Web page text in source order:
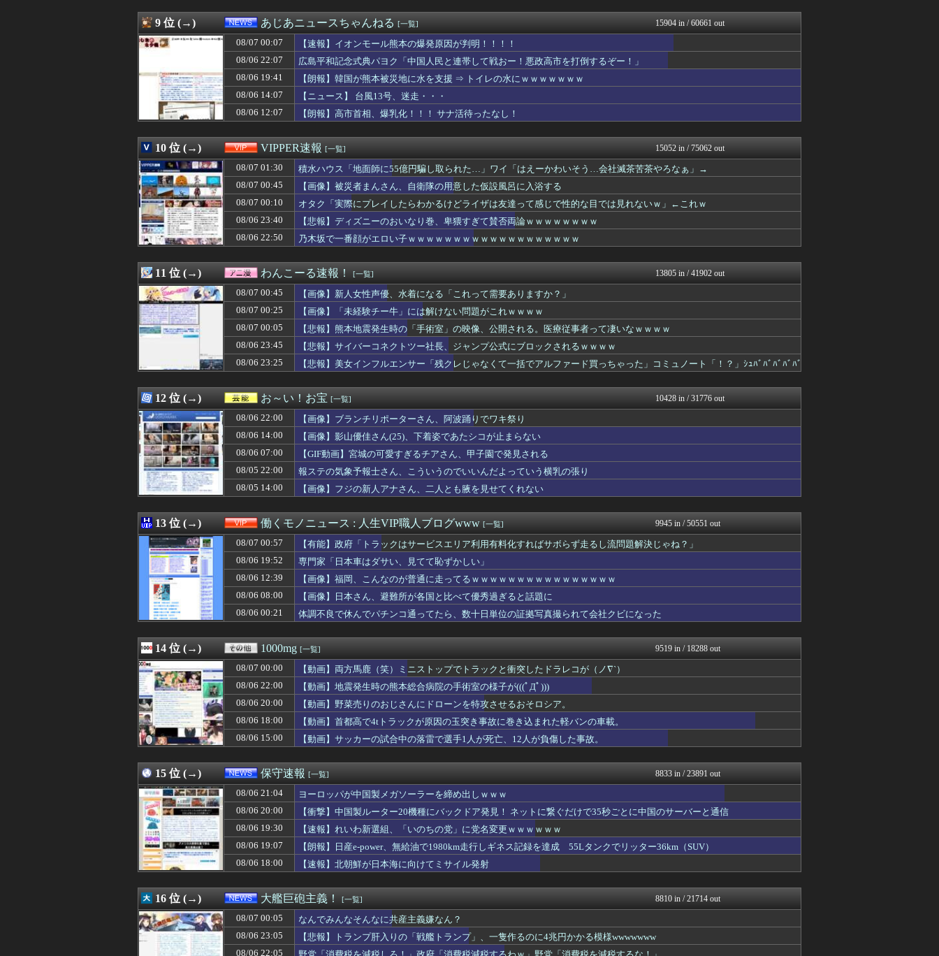
08/07 00:12
不倫相手(男)が「自分の下半身の画像」を私のスマホに送信してきた
浮気ちゃんねる
08/07 00:12
【画像】小学生アイドル「りりぴ」の激痩せダンス動画にファンが『絶句』してしまう...
NEWSまとめもりー｜2c...
08/07 00:12
【画像】ケロンヌ(中西アルノ似)の胸ｗｗｗｗｗｗｗｗｗｗｗ
【ホロライブ】Youtubeの謎のイベント？
【愕然】新幹線や飛行機の乗り方がわからない奴 ← こいつｗｗｗｗｗｗｗｗｗｗ
今日速2ch
08/07 00:11
【悲報】吉岡里帆さん、アドリブで相手役俳優の手を取りお胸に押し当てる（画像あり...
08/07 00:11
【画像】あの人気ポケモン、超エッチなフィギュアになるwww
08/07 00:10
元山飛優←意外と守備範囲が微妙だった件
阪神タイガースちゃんねる
08/07 00:10
【画像】セクシー女優・三浦恵理子、全裸ナマ乳がHすぎる
まとめ芸能＠美女画像まとめ...
08/07 00:10
オタク「実際にプレイしたらわかるけどライザは友達って感じで性的な目では見れない...
VIPPER速報
08/07 00:10
「安物買いの銭失いだったねぇ」とインドネシア高速鉄道の最終処分に日本側騒然、国...
U-1 NEWS.
08/07 00:10
【外国人採用アンケ】諮問機関「差別、非公開答申」三重県「差別に当たらず、公表す...
おーるじゃんる
08/07 00:09
【FF14】フォークタワー魔の塔Nで「床トラップや生き急いでダッシュするソロが...
08/07 00:09
【画像】髪型が完全に『鬼頭』な女キャラwwwwww
ぶる速-VIP
08/07 00:09
あの咀嚼音がどうしても無理で吐きそう
おうち速報
08/07 00:09
しぐれういって×××なの？
08/07 00:09
半年で115キロから75キロまで落としたわいのダイエット法教えてあげる
コノユビニュース｜みんなの...
08/07 00:07
【仮面ライダーマイス】「変身ベルト DXマイスドライバー」ほか【本日予約開始！...
fig速
08/07 00:06
彼がうちの老犬を仰向けにしてお腹を踏んだ。そして「俺が一番偉いってわかって、お...
修羅場ライフ速報
08/07 00:06
北朝鮮がロシアに弾道ミサイル40発供与、ミサイル部隊90人派遣開始…さらに80...
軍事・ミリタリー速報☆彡
08/07 00:05
なんでみんなそんなに共産主義嫌なん？
08/07 00:05
【新台評価】パチンコ「e EDENS ZERO ～究極LT～」の初打ち感想 出...
08/07 00:05
急いで曲がり角を曲がったとき、すごい衝撃を受けてリアルに2ｍくらいふっとんだ
子育てちゃんねる
08/07 00:05
【悲報】熊本地震発生時の「手術室」の映像、公開される。医療従事者って凄いなｗｗ...
わんこーる速報！
【セ順位】虎=兎-====//====燕星===鯉=竜【8/6】
【動画】タイの立ちんぼ女子さん、路上で特別サービスをやってしまうｗｗｗｗｗｗｗ
女子アナお宝画像速報－5c...
08/07 00:05
【警告】ADHDグレーと診断された子供たち、高確率で『この習慣』をやっていた→...
不思議.net - 5ch...
08/07 00:03
【朗報】漫画家「アニメ化決定！？嬉しい！！」→「なんなんだよこれ…」←最初に思...
アニはつ -アニメ発信場-
08/07 00:03
【朗報】上戸彩さん(40)まだかわいい
いたしん！
08/07 00:03
【UFO戦士ダイアポロン】NEO ダイナマイトアクション「ダイアポロン アニメ...
08/07 00:03
【悲報】ドイツ人、猛烈な熱波でで１ヶ月で９６００人死亡……
08/07 00:03
【画像】お前らこの超美人が整形か否か判定たのむ！！
まにゅそく 2chまとめニ...
08/07 00:03
接近禁止命令を受けていた職場の男が白いタキシードで同僚の結婚式へ乱入した。警備...
修羅の華-家庭・生活まとめ
08/07 00:02
ガンダムゲーって他社ゲーのインスパイア多いよね
08/07 00:02
【アークナイツ】Gift+シリーズ「純燼エイヤフィヤトラ それからの物語VER...
08/07 00:02
ソフトの入れ替えなんて10秒で済むのにそれを面倒くさいとかDL版選ぶ理由だわと...
mutyunのゲーム+αブ...
08/07 00:01
【ウマ娘】自分の胸を主張してトレーナーに迫るルラち
うまぴょいチャンネル -ウ...
08/07 00:01
【SSD】1TBで1.5万とか、買った時の倍なんだけど今だと買い増してしまいそ...
汎用型自作PCまとめ
08/07 00:01
【億砲】横浜M“和製フォーデン、三井寺がデビューｗｗｗｗｗｗ
【サッカー まとめ】サカラ...
08/07 00:01
「Linuxで十分じゃね…？」世界が気付き始める Linuxの市場シェアが初め...
08/07 00:01
【ライザのアトリエ】キューズQ「ライザ(ライザリン・シュタウト)ウェディングS...
fig速
08/07 00:01
【画像】爆乳アメリカハーフ美女、水着グラビアが大迫力すぎるwwwwww美澄衿依...
もきゅ速(*´ω`*)人(...
08/07 00:01
【ウマ娘】（悲報）ナイスネイチャ、討ち取られる
08/07 00:00
【グラブル】エンドレスラグナロクでも周りから塩対応されてた可哀想なボス
ミニゴブ速報 ～グラブルま...
08/07 00:00
夫「会社辞めて実家で仕事探したい」私「応援するよ」→ところが退職届ではなく、ま...
鬼女の宅配便 - 修羅場・...
08/07 00:00
【ウマ娘】汗っかきDKPIママって設定いいよね…
パカ娘速報！！ウマ娘まとめ...
08/07 00:00
【画像】キス釣りするんや
釣りまとめ速報
08/07 00:00
【ラブライブ！】【動画】ひーが後輩にお姉ちゃん呼びさせてる…【声優】
コンテンツ・声優 | ラブ...
08/07 00:00
ブラジル「日本人を満載したトラックのように扱え」→差別として問題になり「一般的...
08/07 00:00
高齢独身彼女無しなのが不思議ってよく言われるけど、女と人付き合いとかめんどくさ...
08/07 00:00
デカすぎる女性YouTuber、ガチでエグいって・・・
乃木通 乃木坂46櫻坂46...
08/07 00:00
加藤純一のニコニコ老人会RUSTだが誰視点で見たい？
ゲーム実況者速報＠YouT...
08/07 00:00
【マーベル】ハルクって毎回似たような見た目じゃない？
08/07 00:00
「なんでやねん」「知らんけど」･･･ニセ方言は8〜9割が関西弁 使う理由はネッ...
08/07 00:00
ジャグラーやってる奴ってヤバいの多すぎじゃね？？？
パチンコ・パチスロ.com
08/07 00:00
#韓国記事翻訳 『グラミーに見せつけたワールドスターBTSの威厳！』、『グラミ... 日本と韓国は敵か？味方か？...
9 位 (→) あじあニュースちゃんねる [一覧] 15904 in / 60661 out
08/07 00:07
【速報】イオンモール熊本の爆発原因が判明！！！！
08/06 22:07
広島平和記念式典パヨク「中国人民と連帯して戦おー！悪政高市を打倒するぞー！」
08/06 19:41
【朗報】韓国が熊本被災地に水を支援 ⇒ トイレの水にｗｗｗｗｗｗｗ
08/06 14:07
【ニュース】 台風13号、迷走・・・
08/06 12:07
【朗報】高市首相、爆乳化！！！ サナ活待ったなし！
10 位 (→) VIPPER速報 [一覧] 15052 in / 75062 out
08/07 01:30
積水ハウス「地面師に55億円騙し取られた…」ワイ「はえーかわいそう…会社滅茶苦茶やろなぁ」→
08/07 00:45
【画像】被災者まんさん、自衛隊の用意した仮設風呂に入浴する
08/07 00:10
オタク「実際にプレイしたらわかるけどライザは友達って感じで性的な目では見れないｗ」←これｗ
08/06 23:40
【悲報】ディズニーのおいなり巻、卑猥すぎて賛否両論ｗｗｗｗｗｗｗｗ
08/06 22:50
乃木坂で一番顔がエロい子ｗｗｗｗｗｗｗｗｗｗｗｗｗｗｗｗｗｗｗ
11 位 (→) わんこーる速報！ [一覧] 13805 in / 41902 out
08/07 00:45
【画像】新人女性声優、水着になる「これって需要ありますか？」
08/07 00:25
【画像】「未経験チー牛」には解けない問題がこれｗｗｗｗ
08/07 00:05
【悲報】熊本地震発生時の「手術室」の映像、公開される。医療従事者って凄いなｗｗｗｗ
08/06 23:45
【悲報】サイバーコネクトツー社長、ジャンプ公式にブロックされるｗｗｗｗ
08/06 23:25
【悲報】美女インフルエンサー「残クレじゃなくて一括でアルファード買っちゃった」コミュノート「！？」ｼｭﾊﾞﾊﾞﾊﾞﾊﾞﾊﾞ
12 位 (→) お～い！お宝 [一覧] 10428 in / 31776 out
08/06 22:00
【画像】ブランチリポーターさん、阿波踊りでワキ祭り
08/06 14:00
【画像】影山優佳さん(25)、下着姿であたシコが止まらない
08/06 07:00
【GIF動画】宮城の可愛すぎるチアさん、甲子園で発見される
08/05 22:00
報ステの気象予報士さん、こういうのでいいんだよっていう横乳の張り
08/05 14:00
【画像】フジの新人アナさん、二人とも腋を見せてくれない
13 位 (→) 働くモノニュース : 人生VIP職人ブログwww [一覧] 9945 in / 50551 out
08/07 00:57
【有能】政府「トラックはサービスエリア利用有料化すればサボらず走るし流問題解決じゃね？」
08/06 19:52
専門家「日本車はダサい、見てて恥ずかしい」
08/06 12:39
【画像】福岡、こんなのが普通に走ってるｗｗｗｗｗｗｗｗｗｗｗｗｗｗｗｗ
08/06 08:00
【画像】日本さん、避難所が各国と比べて優秀過ぎると話題に
08/06 00:21
体調不良で休んでパチンコ通ってたら、数十日単位の証拠写真撮られて会社クビになった
14 位 (→) 1000mg [一覧] 9519 in / 18288 out
08/07 00:00
【動画】両方馬鹿（笑）ミニストップでトラックと衝突したドラレコが（ノ∇`）
08/06 22:00
【動画】地震発生時の熊本総合病院の手術室の様子が(((ﾟДﾟ)))
08/06 20:00
【動画】野菜売りのおじさんにドローンを特攻させるおそロシア。
08/06 18:00
【動画】首都高で4tトラックが原因の玉突き事故に巻き込まれた軽バンの車載。
08/06 15:00
【動画】サッカーの試合中の落雷で選手1人が死亡、12人が負傷した事故。
15 位 (→) 保守速報 [一覧] 8833 in / 23891 out
08/06 21:04
ヨーロッパが中国製メガソーラーを締め出しｗｗｗ
08/06 20:00
【衝撃】中国製ルーター20機種にバックドア発見！ ネットに繋ぐだけで35秒ごとに中国のサーバーと通信
08/06 19:30
【速報】れいわ新選組、「いのちの党」に党名変更ｗｗｗｗｗｗ
08/06 19:07
【朗報】日産e-power、無給油で1980km走行しギネス記録を達成 55Lタンクでリッター36km（SUV）
08/06 18:00
【速報】北朝鮮が日本海に向けてミサイル発射
16 位 (→) 大艦巨砲主義！ [一覧] 8810 in / 21714 out
08/07 00:05
なんでみんなそんなに共産主義嫌なん？
08/06 23:05
【悲報】トランプ肝入りの「戦艦トランプ」、一隻作るのに4兆円かかる模様wwwwwww
08/06 22:05